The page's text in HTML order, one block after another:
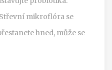
mikroflóra se
hned, může se